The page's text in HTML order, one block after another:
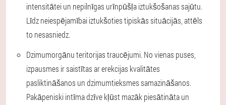
intensitātei un nepilnīgas urīnpūšļa iztukšošanas sajūtu.
Līdz neiespējamībai iztukšoties tipiskās situācijās, attēls
to nesasniedz.
Dzimumorgānu teritorijas traucējumi.No vienas puses,
izpausmes ir saistītas ar erekcijas kvalitātes
pasliktināšanos un dzimumtieksmes samazināšanos.
Pakāpeniski intīma dzīve kļūst mazāk piesātināta un